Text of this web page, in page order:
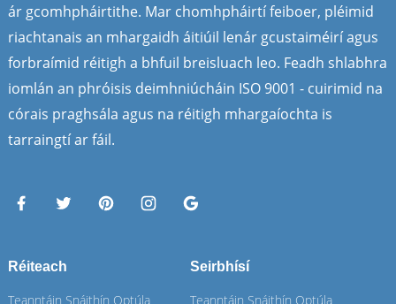
ár gcomhpháirtithe. Mar chomhpháirtí feiboer, pléimid
riachtanais an mhargaidh áitiúil lenár gcustaiméirí agus
forbraímid réitigh a bhfuil breisluach leo. Feadh shlabhra
iomlán an phróisis deimhniúcháin ISO 9001 - cuirimid na
córais praghsála agus na réitigh mhargaíochta is
tarraingtí ar fáil.
Réiteach
Teanntáin Snáithín Optúla
Seirbhísí
Teanntáin Snáithín Optúla